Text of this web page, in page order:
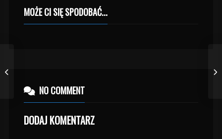
MOŻE CI SIĘ SPODOBAĆ...
NO COMMENT
DODAJ KOMENTARZ